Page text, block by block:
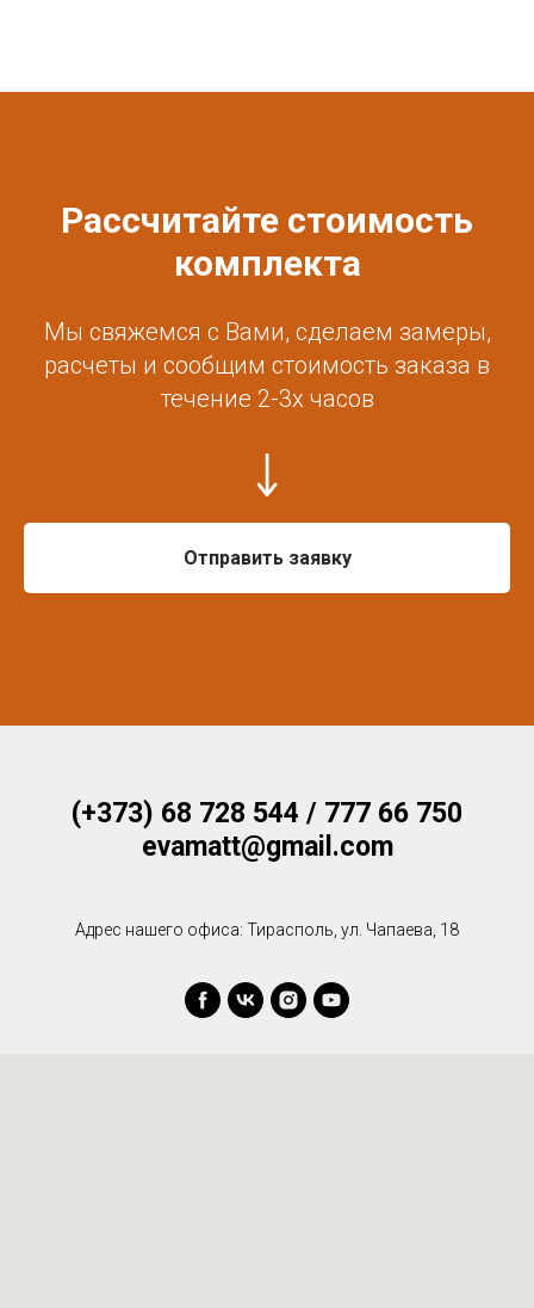
Рассчитайте стоимость
комплекта
Мы свяжемся с Вами, сделаем замеры,
расчеты и сообщим стоимость заказа в
течение 2-3х часов
Отправить заявку
(+373) 68 728 544 / 777 66 750
evamatt@gmail.com
Адрес нашего офиса: Тирасполь, ул. Чапаева, 18